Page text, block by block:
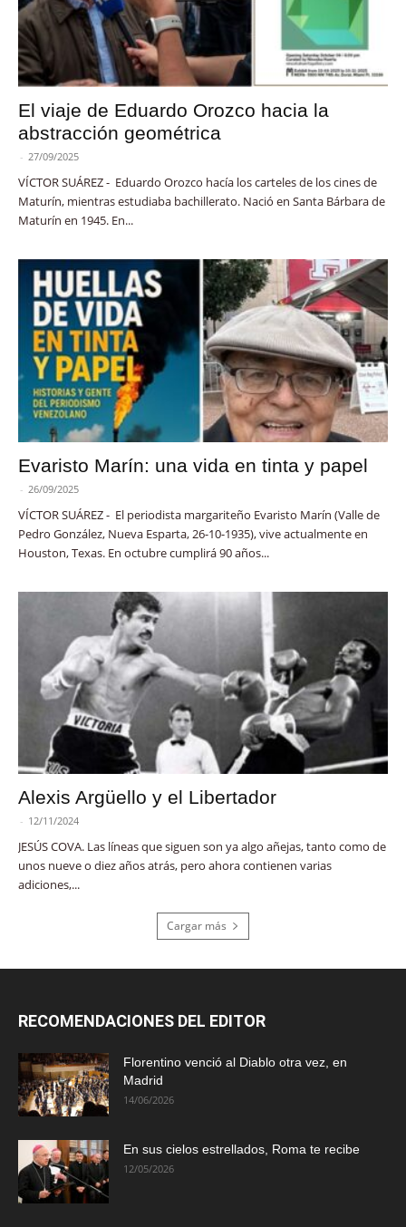
El viaje de Eduardo Orozco hacia la
abstracción geométrica
- 27/09/2025
VÍCTOR SUÁREZ - Eduardo Orozco hacía los carteles de los cines de
Maturín, mientras estudiaba bachillerato. Nació en Santa Bárbara de
Maturín en 1945. En...
Evaristo Marín: una vida en tinta y papel
- 26/09/2025
VÍCTOR SUÁREZ - El periodista margariteño Evaristo Marín (Valle de
Pedro González, Nueva Esparta, 26-10-1935), vive actualmente en
Houston, Texas. En octubre cumplirá 90 años...
Alexis Argüello y el Libertador
- 12/11/2024
JESÚS COVA. Las líneas que siguen son ya algo añejas, tanto como de
unos nueve o diez años atrás, pero ahora contienen varias
adiciones,...
Cargar más
RECOMENDACIONES DEL EDITOR
Florentino venció al Diablo otra vez, en
Madrid
14/06/2026
En sus cielos estrellados, Roma te recibe
12/05/2026